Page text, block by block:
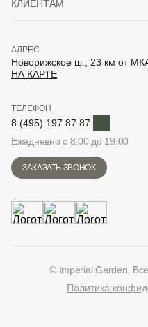
КЛИЕНТАМ
АДРЕС
Новорижское ш., 23 км от
НА КАРТЕ
ТЕЛЕФОН
8 (495) 197 87 87
Ежедневно с 8:00 до 19:00
ЗАКАЗАТЬ ЗВОНОК
© Imperial Garden.
Политика